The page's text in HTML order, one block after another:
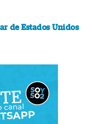
de Estados Unidos